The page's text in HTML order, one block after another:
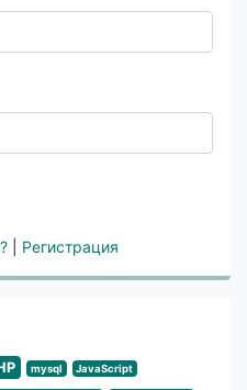
Регистрация
mysql JavaScript